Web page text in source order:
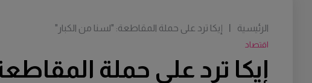
إيكا ترد على حملة
اقتصاد
الرئيسية إيكا ترد على حملة المقاطعة: "لسنا من الكبار"